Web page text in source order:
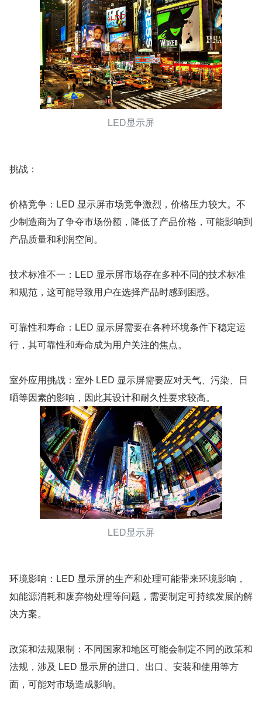
LED显示屏
挑战：
价格竞争：LED 显示屏市场竞争激烈，价格压力较大。不
少制造商为了争夺市场份额，降低了产品价格，可能影响到
产品质量和利润空间。
技术标准不一：LED 显示屏市场存在多种不同的技术标准
和规范，这可能导致用户在选择产品时感到困惑。
可靠性和寿命：LED 显示屏需要在各种环境条件下稳定运
行，其可靠性和寿命成为用户关注的焦点。
室外应用挑战：室外 LED 显示屏需要应对天气、污染、日
晒等因素的影响，因此其设计和耐久性要求较高。
LED显示屏
环境影响：LED 显示屏的生产和处理可能带来环境影响，
如能源消耗和废弃物处理等问题，需要制定可持续发展的解
决方案。
政策和法规限制：不同国家和地区可能会制定不同的政策和
法规，涉及 LED 显示屏的进口、出口、安装和使用等方
面，可能对市场造成影响。